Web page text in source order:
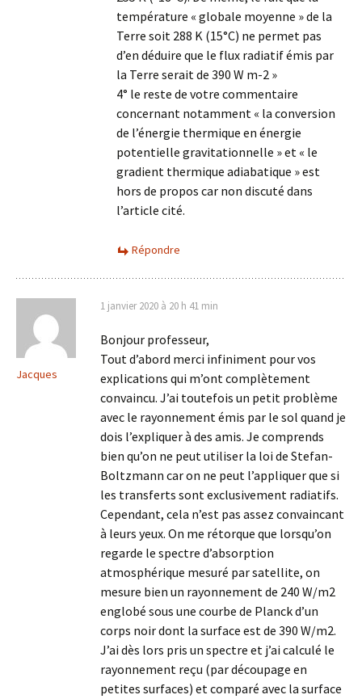
température « globale moyenne » de la
Terre soit 288 K (15°C) ne permet pas
d’en déduire que le flux radiatif émis par
la Terre serait de 390 W m-2 »
4° le reste de votre commentaire
concernant notamment « la conversion
de l’énergie thermique en énergie
potentielle gravitationnelle » et « le
gradient thermique adiabatique » est
hors de propos car non discuté dans
l’article cité.
Répondre
Jacques
1 janvier 2020 à 20 h 41 min
Bonjour professeur,
Tout d’abord merci infiniment pour vos
explications qui m’ont complètement
convaincu. J’ai toutefois un petit problème
avec le rayonnement émis par le sol quand je
dois l’expliquer à des amis. Je comprends
bien qu’on ne peut utiliser la loi de Stefan-
Boltzmann car on ne peut l’appliquer que si
les transferts sont exclusivement radiatifs.
Cependant, cela n’est pas assez convaincant
à leurs yeux. On me rétorque que lorsqu’on
regarde le spectre d’absorption
atmosphérique mesuré par satellite, on
mesure bien un rayonnement de 240 W/m2
englobé sous une courbe de Planck d’un
corps noir dont la surface est de 390 W/m2.
J’ai dès lors pris un spectre et j’ai calculé le
rayonnement reçu (par découpage en
petites surfaces) et comparé avec la surface